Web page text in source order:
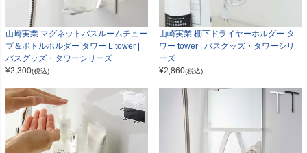
山崎実業 マグネットバスルームチュー
ブ＆ボトルホルダー タワー L tower |
バスグッズ・タワーシリーズ
¥2,300(税込)
山崎実業 棚下ドライヤーホルダー タ
ワー tower | バスグッズ・タワーシリ
ーズ
¥2,860(税込)